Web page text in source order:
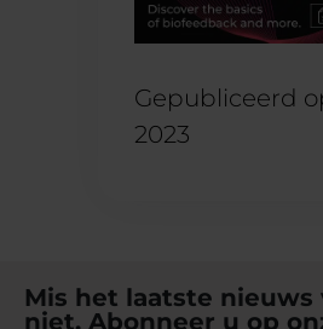
Gepubliceerd
2023
Mis het laatste nieuws
niet. Abonneer u op